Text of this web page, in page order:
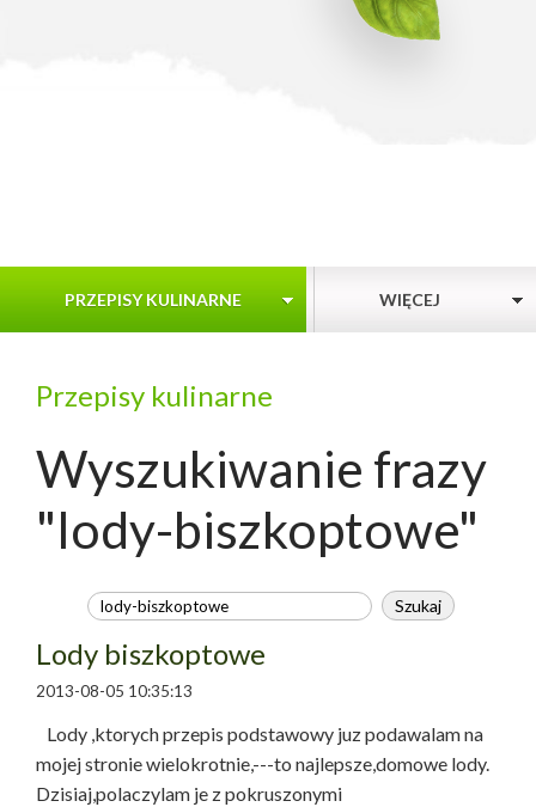
PRZEPISY KULINARNE WIĘCEJ
Przepisy kulinarne
Wyszukiwanie frazy
"lody-biszkoptowe"
Lody biszkoptowe
2013-08-05 10:35:13
Lody ,ktorych przepis podstawowy juz podawalam na
mojej stronie wielokrotnie,---to najlepsze,domowe lody.
Dzisiaj,polaczylam je z pokruszonymi